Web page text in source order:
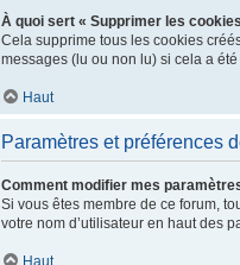
À quoi sert « Supprimer les
Cela supprime tous les cookies
messages (lu ou non lu) si cela a
Haut
Paramètres et préférences
Comment modifier mes
Si vous êtes membre de ce forum,
votre nom d’utilisateur en haut des
Haut